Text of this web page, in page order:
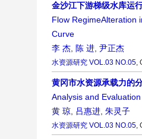
金沙江下游梯级水库运
Flow RegimeAlteration
Curve
李 杰, 陈 进, 尹正杰
水资源研究 VOL.03 NO.05,
黄冈市水资源承载力的
Analysis and
黄 琼, 吕惠进, 朱灵子
水资源研究 VOL.03 NO.05,